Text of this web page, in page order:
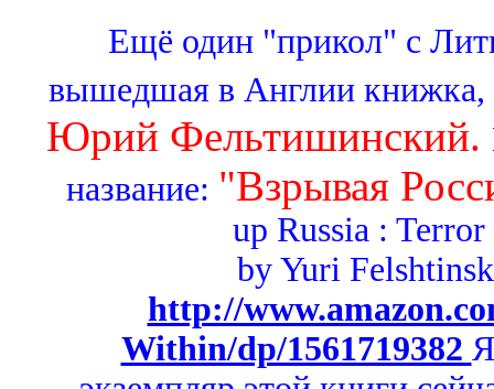
Ещё один "прикол" с
вышедшая в Англии книжка,
Юрий Фельтишинский.
название: "Взрывая
up Russia :
by Yuri
http://
Within/dp/1561719382